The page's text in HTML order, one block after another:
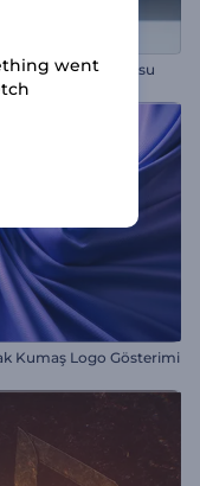
Lensi Giriş Videosu
Kumaş Logo Gösterimi
went